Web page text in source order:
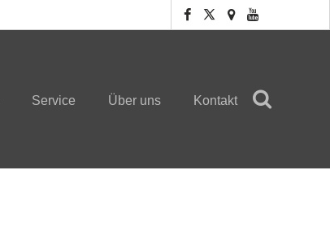
Service Über uns Kontakt